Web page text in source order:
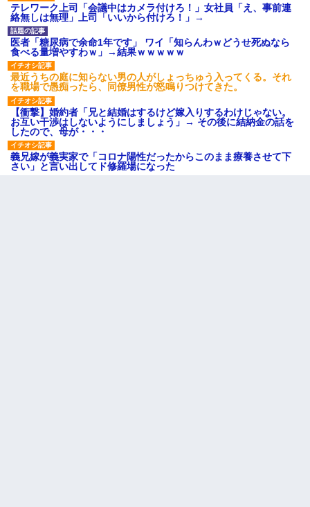
テレワーク上司「会議中はカメラ付けろ！」女社員「え、事前連
絡無しは無理」上司「いいから付けろ！」→
医者「糖尿病で余命1年です」 ワイ「知らんわｗどうせ死ぬなら
食べる量増やすわｗ」→結果ｗｗｗｗｗ
最近うちの庭に知らない男の人がしょっちゅう入ってくる。それ
を職場で愚痴ったら、同僚男性が怒鳴りつけてきた。
【衝撃】婚約者「兄と結婚はするけど嫁入りするわけじゃない。
お互い干渉はしないようにしましょう」→ その後に結納金の話を
したので、母が・・・
義兄嫁が義実家で「コロナ陽性だったからこのまま療養させて下
さい」と言い出してド修羅場になった